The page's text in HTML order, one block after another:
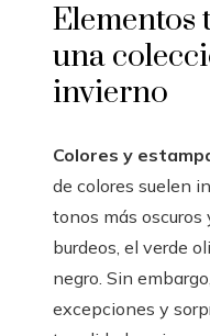
Elementos
una
invierno
Colores y
de colores suelen
tonos más oscuros
burdeos, el verde
negro. Sin
excepciones y